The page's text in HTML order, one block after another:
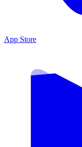
App Store